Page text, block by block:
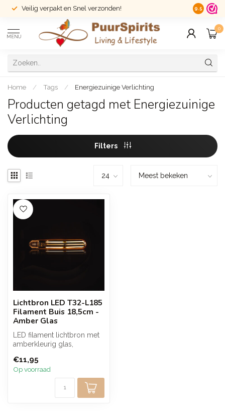
Veilig verpakt en Snel verzonden! 14 dagen
9.5
MENU
0
Home / Tags / Energiezuinige Verlichting
Producten getagd met Energiezuinige
Verlichting
Filters
Lichtbron LED T32-L185
Filament Buis 18,5cm -
Amber Glas
LED filament lichtbron met
amberkleurig glas,
Straalt extr...
€11,95
Op voorraad